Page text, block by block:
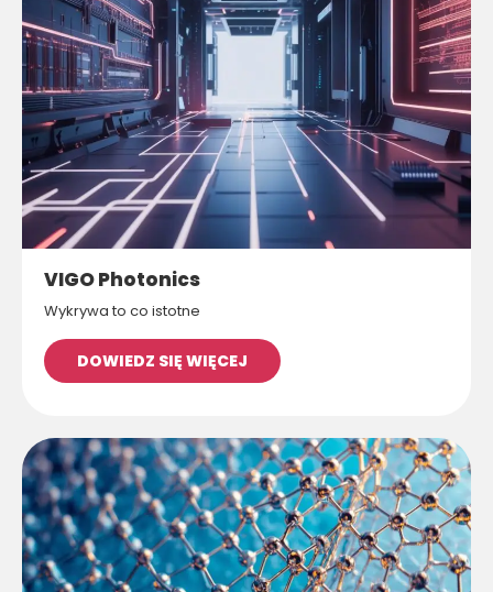
VIGO Photonics
Wykrywa to co istotne
DOWIEDZ SIĘ WIĘCEJ